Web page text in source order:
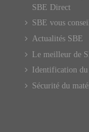
SBE Direct
SBE vous
Actualités SBE
Le meilleur de
Identification du
Sécurité du